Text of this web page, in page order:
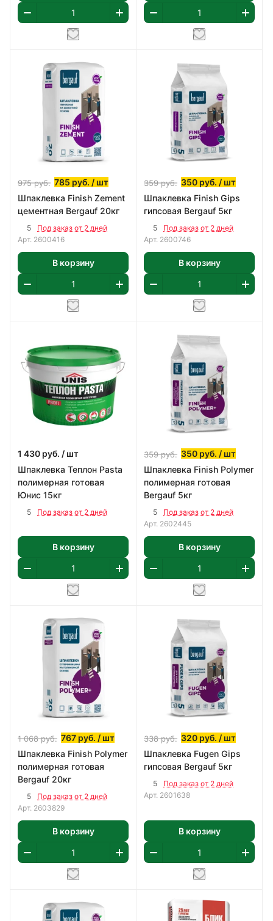
975руб. 785 руб. / шт
Шпаклевка Finish Zement
цементная Bergauf 20кг
5
Под заказ от 2 дней
Арт. 2600416
В корзину
359руб. 350 руб. / шт
Шпаклевка Finish Gips
гипсовая Bergauf 5кг
5
Под заказ от 2 дней
Арт. 2600746
В корзину
1 430 руб. / шт
Шпаклевка Теплон Pasta
полимерная готовая
Юнис 15кг
5 Под заказ от 2 дней
В корзину
359руб. 350 руб. / шт
Шпаклевка Finish Polymer
полимерная готовая
Bergauf 5кг
5
Под заказ от 2 дней
Арт. 2602445
В корзину
1 068руб. 767 руб. / шт
Шпаклевка Finish Polymer
полимерная готовая
Bergauf 20кг
5
Под заказ от 2 дней
Арт. 2603829
В корзину
338руб. 320 руб. / шт
Шпаклевка Fugen Gips
гипсовая Bergauf 5кг
5
Под заказ от 2 дней
Арт. 2601638
В корзину